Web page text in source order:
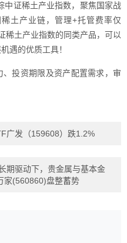
中证稀土产业指数，聚焦国家战
土产业链，管理+托管费率仅
稀土产业指数的同类产品，可以
遇的优质工具！
投资期限及资产配置需求，审
广发（159608）跌1.2%
期驱动下，贵金属与基本金
家(560860)盘整蓄势